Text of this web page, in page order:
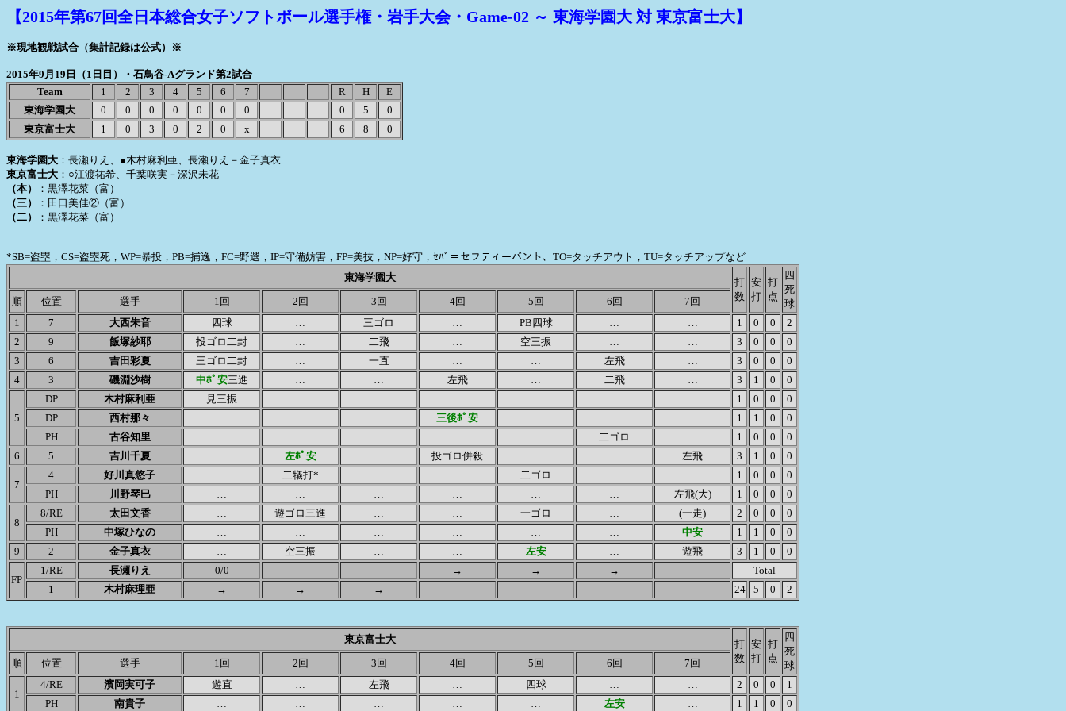
【2015年第67回全日本総合女子ソフトボール選手権・岩手大会・Game-02 ～ 東海学園大 対 東京富士大】
※現地観戦試合（集計記録は公式）※
2015年9月19日（1日目）・石鳥谷-Aグランド第2試合
Team
1 2 3 4 5 6 7 R H
E
東海学園大
0 0 0 0 0 0 0 0 5
0
東京富士大
1 0 3 0 2 0 x 6 8 0
東海学園大 ：長瀬りえ、●木村麻利亜、長瀬りえ－金子真衣
東京富士大 ：○江渡祐希、千葉咲実－深沢未花
（本）
：黒澤花菜（富）
（三）
：田口美佳②（富）
（二）
：黒澤花菜（富）
*SB=盗塁，CS=盗塁死，WP=暴投，PB=捕逸，FC=野選，IP=守備妨害，FP=美技，NP=好守，ｾﾊﾞ＝セフティーバント、TO=タッチアウト，TU=タッチアップなど
東海学園大
打
数
安
打
打
点
四
死
球
順 位置 選手 1回 2回 3回 4回 5回 6回
7回
1
7 大西朱音 四球 … 三ゴロ … PB四球 … … 1 0 0
2
2
9 飯塚紗耶 投ゴロ二封 … 二飛 … 空三振 … … 3 0 0
0
3
6 吉田彩夏 三ゴロ二封 … 一直 … … 左飛 … 3 0 0
0
4
3 磯淵沙樹 中ﾎﾟ安三進 … … 左飛 … 二飛 … 3 1 0 0
5
DP 木村麻利亜 見三振 … … … … … … 1 0 0
0
DP
西村那々 … … … 三後ﾎﾟ安 … … … 1 1 0
0
PH
古谷知里 … … … … … 二ゴロ … 1 0 0
0
6
5 吉川千夏 … 左ﾎﾟ安 … 投ゴロ併殺 … … 左飛 3 1 0 0
7
4 好川真悠子 … 二犠打* … … 二ゴロ … … 1 0 0
0
PH
川野琴巳 … … … … … … 左飛(大) 1 0 0 0
8
8/RE 太田文香 … 遊ゴロ三進 … … 一ゴロ … (一走) 2 0 0
0
PH
中塚ひなの … … … … … … 中安 1 1 0
0
9
2 金子真衣 … 空三振 … … 左安 … 遊飛 3 1 0 0
FP
1/RE 長瀬りえ 0/0 → → →
Total
1
木村麻理亜 → → → 24 5 0 2
東京富士大
打
数
安
打
打
点
四
死
球
順 位置 選手 1回 2回 3回 4回 5回 6回 7回
1
4/RE 濱岡実可子 遊直 … 左飛 … 四球 … … 2 0 0
1
PH
南貴子 … … … … … 左安 … 1 1 0 0